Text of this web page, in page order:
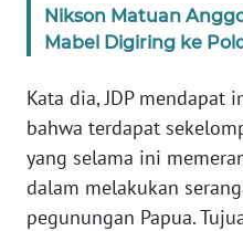
Nikson Matuan
Mabel Digiring ke
Kata dia, JDP mendapat
bahwa terdapat
yang selama ini
dalam melakukan
pegunungan Papua.
WN
RIAU
WN
SERAMBI
WN
JAMBI